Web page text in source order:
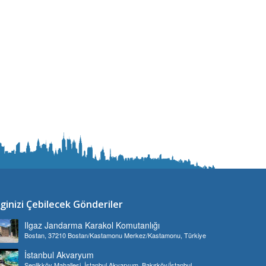
Çebilecek Gönderiler
Ilgaz Jandarma Karakol Komutanlığı
Bostan, 37210 Bostan/Kastamonu Merkez/Kastamonu, Türkiye
İstanbul Akvaryum